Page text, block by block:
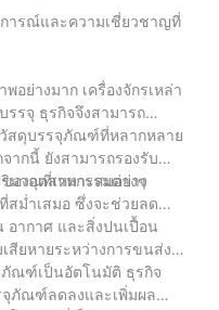
ารณ์และความเชี่ยวชาญที่
ย่างมาก เครื่องจักรเหล่า
รจุ ธุรกิจจึงสามารถ
สดุบรรจุภัณฑ์ที่หลากหลาย
ากนี้ ยังสามารถรองรับ
องอุตสาหกรรมต่างๆ
าณที่เหมาะสมอย่าง
สม่ำเสมอ ซึ่งจะช่วยลด
ากาศ และสิ่งปนเปื้อน
ยหายระหว่างการขนส่ง
ภัณฑ์เป็นอัตโนมัติ ธุรกิจ
จุภัณฑ์ลดลงและเพิ่มผล